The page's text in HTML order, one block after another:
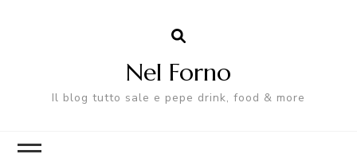
Nel Forno
Il blog tutto sale e pepe drink, food & more